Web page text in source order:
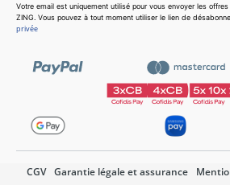
offres commerciales de
à tout moment utiliser le lien
Votre email est uniquement utilisé pour vous envoyer les
ZING. Vous pouvez à tout moment utiliser le lien de
privée
CGV Garantie légale et assurance